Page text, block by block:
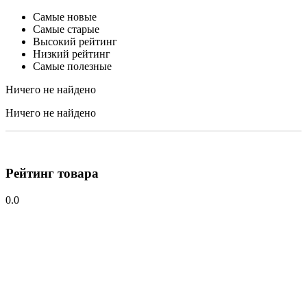
Самые новые
Самые старые
Высокий рейтинг
Низкий рейтинг
Самые полезные
Ничего не найдено
Ничего не найдено
Рейтинг товара
0.0